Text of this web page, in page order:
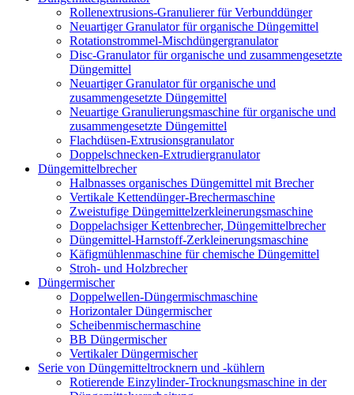
Rollenextrusions-Granulierer für Verbunddünger
Neuartiger Granulator für organische Düngemittel
Rotationstrommel-Mischdüngergranulator
Disc-Granulator für organische und zusammengesetzte
Düngemittel
Neuartiger Granulator für organische und
zusammengesetzte Düngemittel
Neuartige Granulierungsmaschine für organische und
zusammengesetzte Düngemittel
Flachdüsen-Extrusionsgranulator
Doppelschnecken-Extrudiergranulator
Düngemittelbrecher
Halbnasses organisches Düngemittel mit Brecher
Vertikale Kettendünger-Brechermaschine
Zweistufige Düngemittelzerkleinerungsmaschine
Doppelachsiger Kettenbrecher, Düngemittelbrecher
Düngemittel-Harnstoff-Zerkleinerungsmaschine
Käfigmühlenmaschine für chemische Düngemittel
Stroh- und Holzbrecher
Düngermischer
Doppelwellen-Düngermischmaschine
Horizontaler Düngermischer
Scheibenmischermaschine
BB Düngermischer
Vertikaler Düngermischer
Serie von Düngemitteltrocknern und -kühlern
Rotierende Einzylinder-Trocknungsmaschine in der